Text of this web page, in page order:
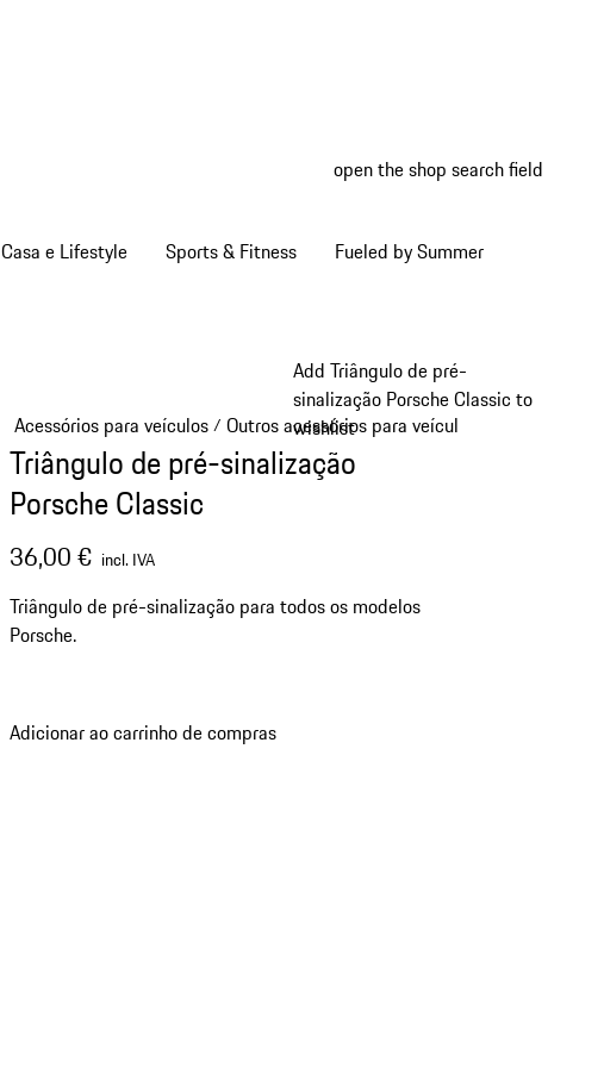
open the shop search field
Casa e Lifestyle Sports & Fitness Fueled by Summer
Add Triângulo de pré-
sinalização Porsche Classic to
wishlist
Acessórios para veículos/ Outros acessórios para veículos
Triângulo de pré-sinalização
Porsche Classic
36,00 € incl. IVA
Triângulo de pré-sinalização para todos os modelos
Porsche.
Adicionar ao carrinho de compras